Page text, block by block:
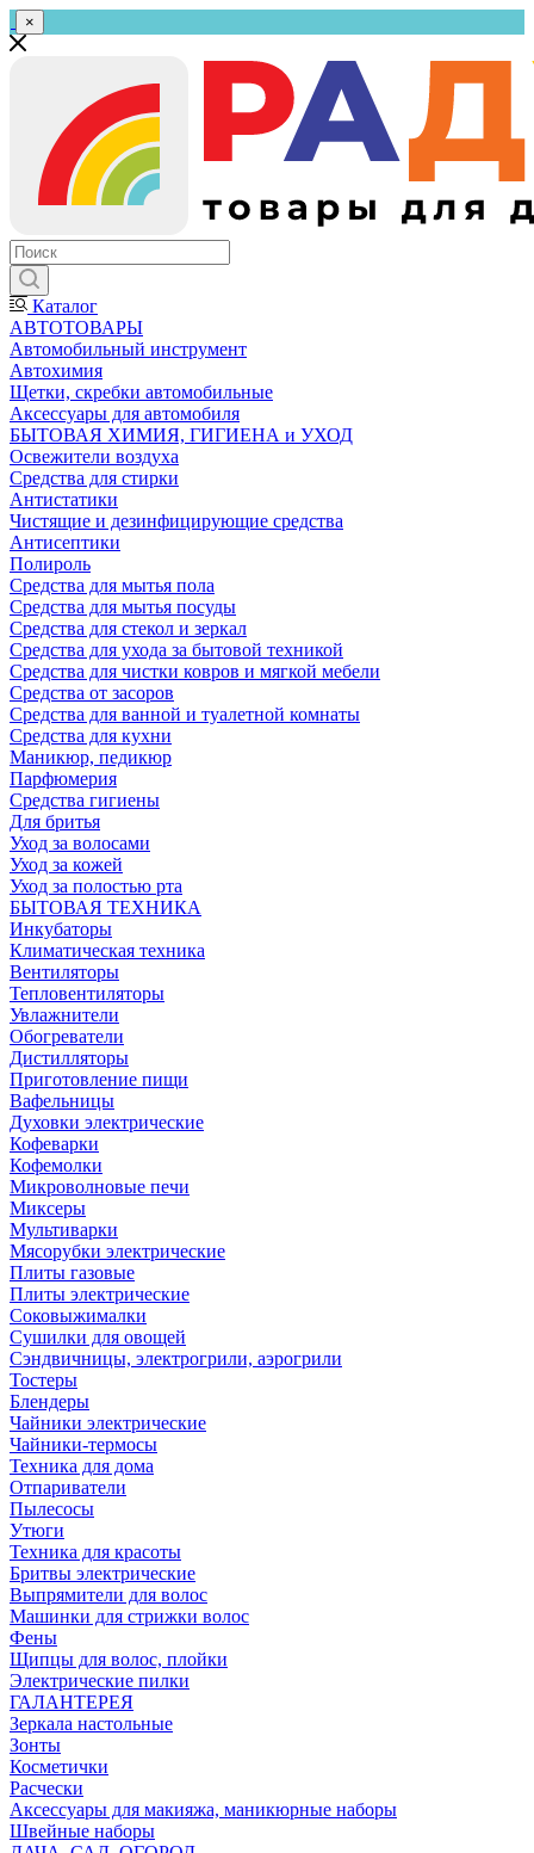
×
Каталог
АВТОТОВАРЫ
Автомобильный инструмент
Автохимия
Щетки, скребки автомобильные
Аксессуары для автомобиля
БЫТОВАЯ ХИМИЯ, ГИГИЕНА и УХОД
Освежители воздуха
Средства для стирки
Антистатики
Чистящие и дезинфицирующие средства
Антисептики
Полироль
Средства для мытья пола
Средства для мытья посуды
Средства для стекол и зеркал
Средства для ухода за бытовой техникой
Средства для чистки ковров и мягкой мебели
Средства от засоров
Средства для ванной и туалетной комнаты
Средства для кухни
Маникюр, педикюр
Парфюмерия
Средства гигиены
Для бритья
Уход за волосами
Уход за кожей
Уход за полостью рта
БЫТОВАЯ ТЕХНИКА
Инкубаторы
Климатическая техника
Вентиляторы
Тепловентиляторы
Увлажнители
Обогреватели
Дистилляторы
Приготовление пищи
Вафельницы
Духовки электрические
Кофеварки
Кофемолки
Микроволновые печи
Миксеры
Мультиварки
Мясорубки электрические
Плиты газовые
Плиты электрические
Соковыжималки
Сушилки для овощей
Сэндвичницы, электрогрили, аэрогрили
Тостеры
Блендеры
Чайники электрические
Чайники-термосы
Техника для дома
Отпариватели
Пылесосы
Утюги
Техника для красоты
Бритвы электрические
Выпрямители для волос
Машинки для стрижки волос
Фены
Щипцы для волос, плойки
Электрические пилки
ГАЛАНТЕРЕЯ
Зеркала настольные
Зонты
Косметички
Расчески
Аксессуары для макияжа, маникюрные наборы
Швейные наборы